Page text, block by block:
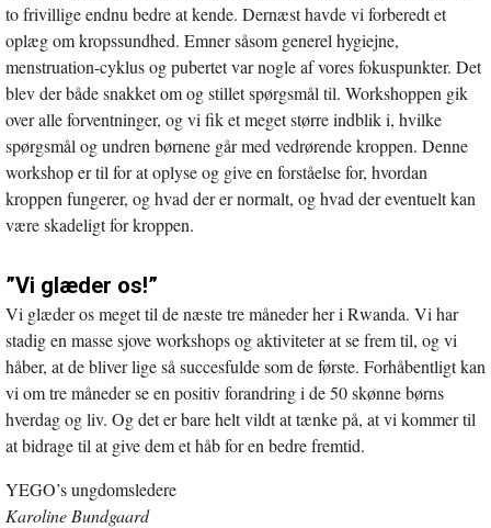
to frivillige endnu bedre at kende. Dernæst havde vi forberedt et
oplæg om kropssundhed. Emner såsom generel hygiejne,
menstruation-cyklus og pubertet var nogle af vores fokuspunkter. Det
blev der både snakket om og stillet spørgsmål til. Workshoppen gik
over alle forventninger, og vi fik et meget større indblik i, hvilke
spørgsmål og undren børnene går med vedrørende kroppen. Denne
workshop er til for at oplyse og give en forståelse for, hvordan
kroppen fungerer, og hvad der er normalt, og hvad der eventuelt kan
være skadeligt for kroppen.
”Vi glæder os!”
Vi glæder os meget til de næste tre måneder her i Rwanda. Vi har
stadig en masse sjove workshops og aktiviteter at se frem til, og vi
håber, at de bliver lige så succesfulde som de første. Forhåbentligt kan
vi om tre måneder se en positiv forandring i de 50 skønne børns
hverdag og liv. Og det er bare helt vildt at tænke på, at vi kommer til
at bidrage til at give dem et håb for en bedre fremtid.
YEGO’s ungdomsledere
Karoline Bundgaard